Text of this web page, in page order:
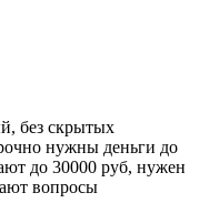
без скрытых
нужны деньги до
до 30000 руб, нужен
вопросы